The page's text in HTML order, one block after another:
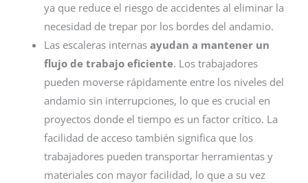
ya que reduce el riesgo de accidentes al eliminar la
necesidad de trepar por los bordes del andamio.
Las escaleras internas ayudan a mantener un
flujo de trabajo eficiente. Los trabajadores
pueden moverse rápidamente entre los niveles del
andamio sin interrupciones, lo que es crucial en
proyectos donde el tiempo es un factor crítico. La
facilidad de acceso también significa que los
trabajadores pueden transportar herramientas y
materiales con mayor facilidad, lo que a su vez